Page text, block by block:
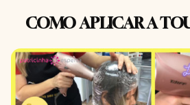
COMO APLICAR A